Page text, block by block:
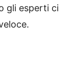
gli esperti ci